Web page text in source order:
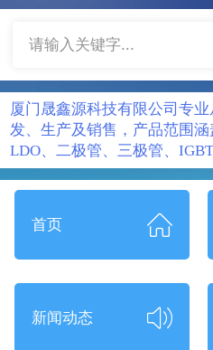
请输入关键字...
厦门晟鑫源科技有限公司专
发、生产及销售， 产品范围涵
LDO、二极管、三极管、
首页
新闻动态